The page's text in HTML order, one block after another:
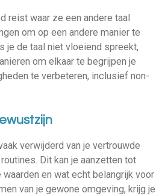
reist waar ze een andere taal
om op een andere manier te
je de taal niet vloeiend spreekt,
om elkaar te begrijpen je
te verbeteren, inclusief non-
verwijderd van je vertrouwde
Dit kan je aanzetten tot
en wat echt belangrijk voor
van je gewone omgeving, krijg je